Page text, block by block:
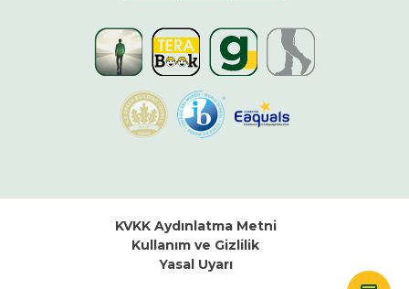
KVKK Aydınlatma Metni
Kullanım ve Gizlilik
Yasal Uyarı